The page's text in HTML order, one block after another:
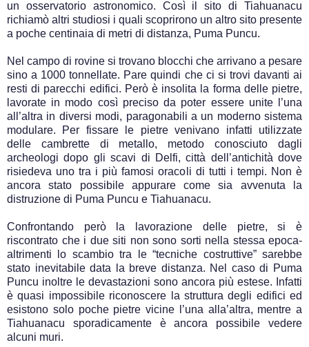
un osservatorio astronomico. Così il sito di Tiahuanacu
richiamò altri studiosi i quali scoprirono un altro sito presente
a poche centinaia di metri di distanza, Puma Puncu.
Nel campo di rovine si trovano blocchi che arrivano a pesare
sino a 1000 tonnellate. Pare quindi che ci si trovi davanti ai
resti di parecchi edifici. Però è insolita la forma delle pietre,
lavorate in modo così preciso da poter essere unite l’una
all’altra in diversi modi, paragonabili a un moderno sistema
modulare. Per fissare le pietre venivano infatti utilizzate
delle cambrette di metallo, metodo conosciuto dagli
archeologi dopo gli scavi di Delfi, città dell’antichità dove
risiedeva uno tra i più famosi oracoli di tutti i tempi. Non è
ancora stato possibile appurare come sia avvenuta la
distruzione di Puma Puncu e Tiahuanacu.
Confrontando però la lavorazione delle pietre, si è
riscontrato che i due siti non sono sorti nella stessa epoca-
altrimenti lo scambio tra le “tecniche costruttive” sarebbe
stato inevitabile data la breve distanza. Nel caso di Puma
Puncu inoltre le devastazioni sono ancora più estese. Infatti
è quasi impossibile riconoscere la struttura degli edifici ed
esistono solo poche pietre vicine l’una alla’altra, mentre a
Tiahuanacu sporadicamente è ancora possibile vedere
alcuni muri.